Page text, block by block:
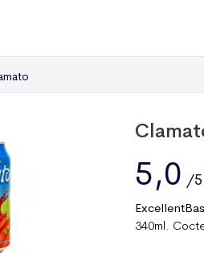
5,0 /5
Excellent
340ml.